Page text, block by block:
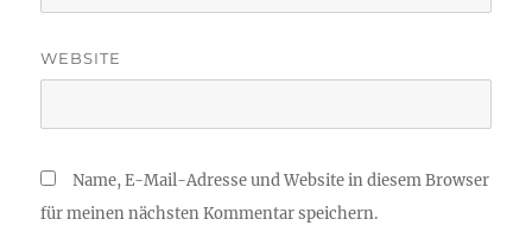
WEBSITE
Name, E-Mail-Adresse und Website in diesem Browser
für meinen nächsten Kommentar speichern.